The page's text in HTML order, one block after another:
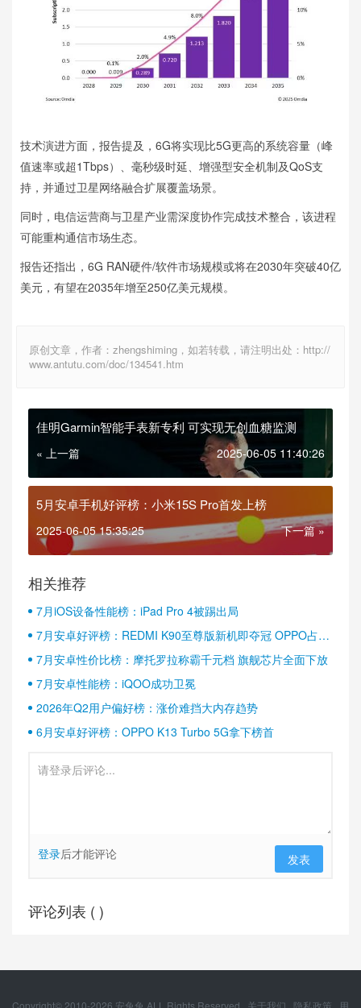
技术演进方面，报告提及，6G将实现比5G更高的系统容量（峰
值速率或超1Tbps）、毫秒级时延、增强型安全机制及QoS支
持，并通过卫星网络融合扩展覆盖场景。
同时，电信运营商与卫星产业需深度协作完成技术整合，该进程
可能重构通信市场生态。
报告还指出，6G RAN硬件/软件市场规模或将在2030年突破40亿
美元，有望在2035年增至250亿美元规模。
原创文章，作者：zhengshiming，如若转载，请注明出处：http://
www.antutu.com/doc/134541.htm
佳明Garmin智能手表新专利 可实现无创血糖监测
« 上一篇 2025-06-05 11:40:26
5月安卓手机好评榜：小米15S Pro首发上榜
2025-06-05 15:35:25 下一篇 »
相关推荐
7月iOS设备性能榜：iPad Pro 4被踢出局
7月安卓好评榜：REDMI K90至尊版新机即夺冠 OPPO占据
半壁江山
7月安卓性价比榜：摩托罗拉称霸千元档 旗舰芯片全面下放
7月安卓性能榜：iQOO成功卫冕
2026年Q2用户偏好榜：涨价难挡大内存趋势
6月安卓好评榜：OPPO K13 Turbo 5G拿下榜首
登录后才能评论 发表
评论列表 ( )
Copyright© 2010-2026 安兔兔 ALL Rights Reserved. 关于我们 隐私政策 用